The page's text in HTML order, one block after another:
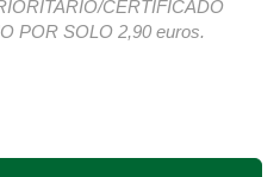
CERTIFICADO
POR SOLO 2,90 euros.